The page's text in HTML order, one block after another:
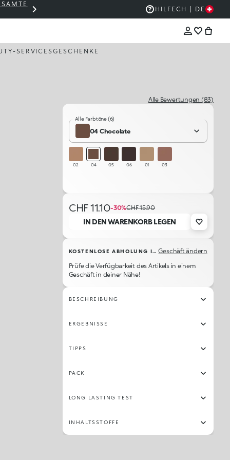
THE KIKO SALE: BIS ZU -50 %
HILFE CH | DE
SERVICESGESCHENKE
Alle Bewertungen (83)
Alle Farbtöne (6)
04 Chocolate
02 04 05 06 01 03
CHF 11.10-30%CHF 15.90
IN DEN WARENKORB LEGEN
KOSTENLOSE ABHOLUNG IM GESCHÄFT Geschäft ändern
Prüfe die Verfügbarkeit des Artikels in einem
Geschäft in deiner Nähe!
BESCHREIBUNG
ERGEBNISSE
TIPPS
PACK
LONG LASTING TEST
INHALTSSTOFFE